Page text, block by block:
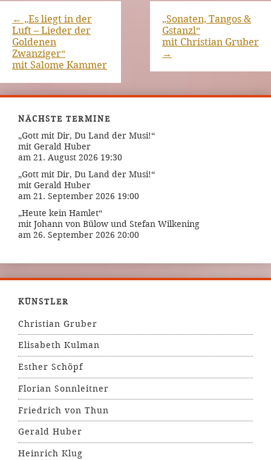
← „Es liegt in der
Luft – Lieder der
Goldenen
Zwanziger“
mit Salome Kammer
„Sonaten, Tangos &
Gstanzl“
mit Christian Gruber
→
NÄCHSTE TERMINE
„Gott mit Dir, Du Land der Musi!“
mit Gerald Huber
am 21. August 2026 19:30
„Gott mit Dir, Du Land der Musi!“
mit Gerald Huber
am 21. September 2026 19:00
„Heute kein Hamlet“
mit Johann von Bülow und Stefan Wilkening
am 26. September 2026 20:00
KÜNSTLER
Christian Gruber
Elisabeth Kulman
Esther Schöpf
Florian Sonnleitner
Friedrich von Thun
Gerald Huber
Heinrich Klug